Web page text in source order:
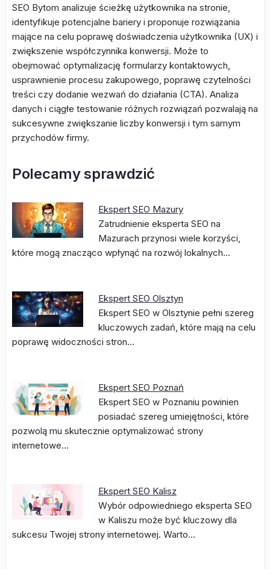
SEO Bytom analizuje ścieżkę użytkownika na stronie,
identyfikuje potencjalne bariery i proponuje rozwiązania
mające na celu poprawę doświadczenia użytkownika (UX) i
zwiększenie współczynnika konwersji. Może to
obejmować optymalizację formularzy kontaktowych,
usprawnienie procesu zakupowego, poprawę czytelności
treści czy dodanie wezwań do działania (CTA). Analiza
danych i ciągłe testowanie różnych rozwiązań pozwalają na
sukcesywne zwiększanie liczby konwersji i tym samym
przychodów firmy.
Polecamy sprawdzić
Ekspert SEO Mazury
Zatrudnienie eksperta SEO na
Mazurach przynosi wiele korzyści,
które mogą znacząco wpłynąć na rozwój lokalnych…
Ekspert SEO Olsztyn
Ekspert SEO w Olsztynie pełni szereg
kluczowych zadań, które mają na celu
poprawę widoczności stron…
Ekspert SEO Poznań
Ekspert SEO w Poznaniu powinien
posiadać szereg umiejętności, które
pozwolą mu skutecznie optymalizować strony
internetowe…
Ekspert SEO Kalisz
Wybór odpowiedniego eksperta SEO
w Kaliszu może być kluczowy dla
sukcesu Twojej strony internetowej. Warto…